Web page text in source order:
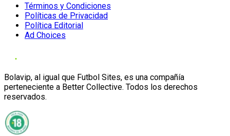
Términos y Condiciones
Políticas de Privacidad
Política Editorial
Ad Choices
Bolavip, al igual que Futbol Sites, es una compañía
perteneciente a Better Collective. Todos los derechos
reservados.